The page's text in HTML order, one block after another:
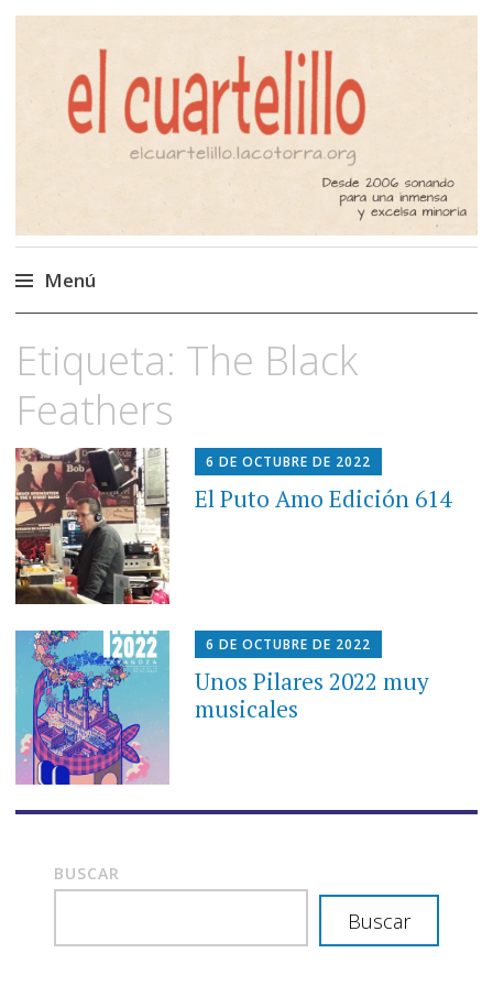
El Cuartelillo
Programa de radio de música
independiente. Podcast
Menú
al
contenido
Etiqueta: The Black
Feathers
6 DE OCTUBRE DE 2022
El Puto Amo Edición 614
6 DE OCTUBRE DE 2022
Unos Pilares 2022 muy
musicales
BUSCAR
Buscar